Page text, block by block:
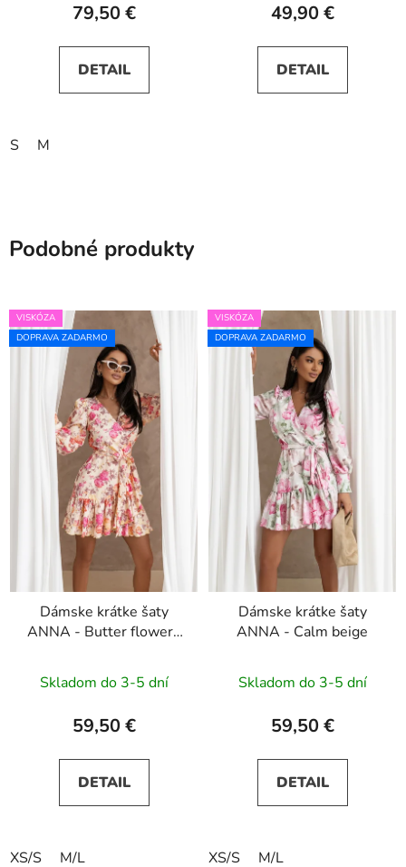
79,50 €
DETAIL
S M
49,90 €
DETAIL
Podobné produkty
VISKÓZA
DOPRAVA ZADARMO
Dámske krátke šaty
ANNA - Butter flowers
Skladom do 3-5 dní
59,50 €
DETAIL
XS/S M/L
VISKÓZA
DOPRAVA ZADARMO
Dámske krátke šaty
ANNA - Calm beige
Skladom do 3-5 dní
59,50 €
DETAIL
XS/S M/L